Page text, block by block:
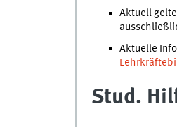
Aktuell
Aktuelle
Stud.